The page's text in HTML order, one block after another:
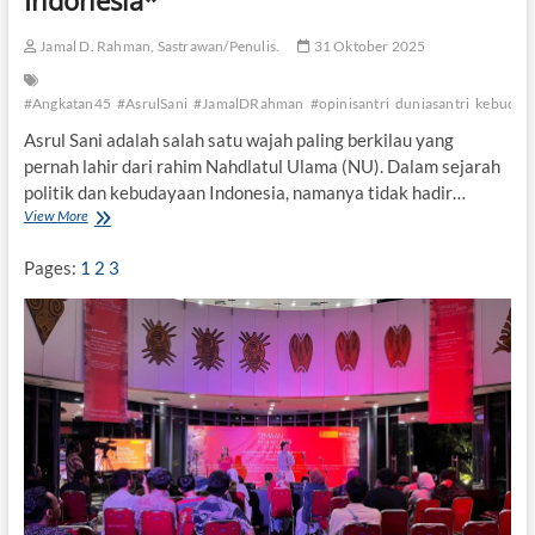
u
a
i
*
d
y
s
a
t
r
Jamal D. Rahman, Sastrawan/Penulis. 31 Oktober 2025
#Angkatan45 #AsrulSani #JamalDRahman #opinisantri duniasantri
Asrul Sani adalah salah satu wajah paling berkilau yang
pernah lahir dari rahim Nahdlatul Ulama (NU). Dalam sejarah
politik dan kebudayaan Indonesia, namanya tidak hadir…
View MoreA
u
l
S
a
n
a
l
a
n
Pages: 1 2 3